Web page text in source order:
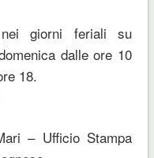
giorni feriali su
dalle ore 10
18.
– Ufficio Stampa